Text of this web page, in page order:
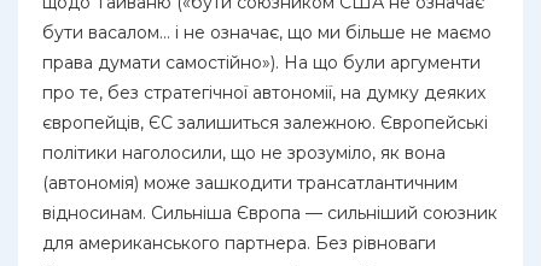
бути васалом… і не означає, що ми більше не маємо
права думати самостійно»). На що були аргументи
про те, без стратегічної автономії, на думку деяких
європейців, ЄС залишиться залежною. Європейські
політики наголосили, що не зрозуміло, як вона
(автономія) може зашкодити трансатлантичним
відносинам. Сильніша Європа — сильніший союзник
для американського партнера. Без рівноваги